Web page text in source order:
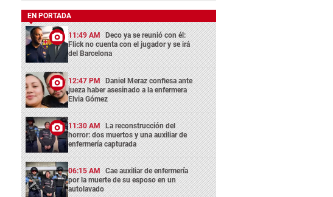
EN PORTADA
11:49 AM Deco ya se reunió con él:
Flick no cuenta con el jugador y se irá
del Barcelona
12:47 PM Daniel Meraz confiesa ante
jueza haber asesinado a la enfermera
Elvia Gómez
11:30 AM La reconstrucción del
horror: dos muertos y una auxiliar de
enfermería capturada
06:15 AM Cae auxiliar de enfermería
por la muerte de su esposo en un
autolavado